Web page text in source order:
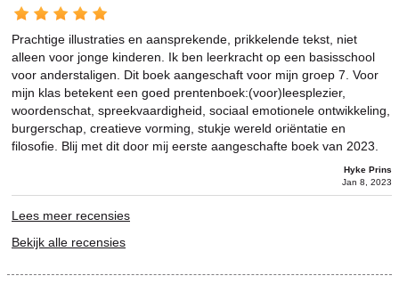
Prachtige illustraties en aansprekende, prikkelende tekst, niet
alleen voor jonge kinderen. Ik ben leerkracht op een basisschool
voor anderstaligen. Dit boek aangeschaft voor mijn groep 7. Voor
mijn klas betekent een goed prentenboek:(voor)leesplezier,
woordenschat, spreekvaardigheid, sociaal emotionele ontwikkeling,
burgerschap, creatieve vorming, stukje wereld oriëntatie en
filosofie. Blij met dit door mij eerste aangeschafte boek van 2023.
Hyke Prins
Jan 8, 2023
Lees meer recensies
Bekijk alle recensies